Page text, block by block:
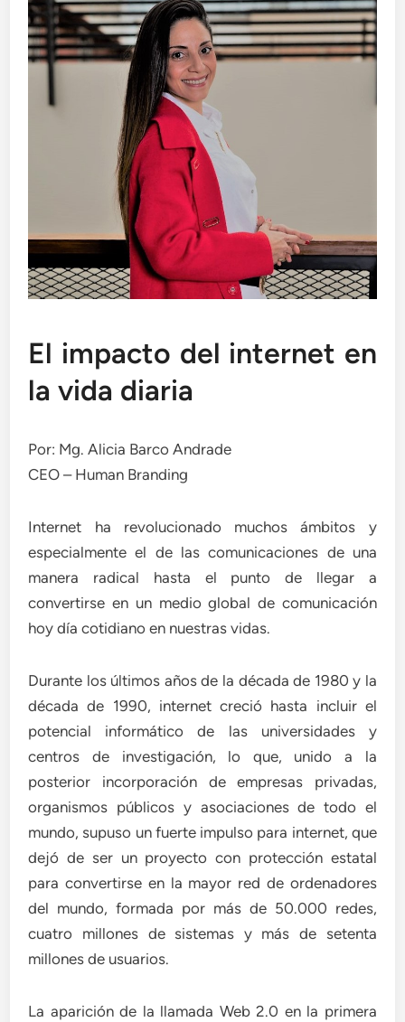
El impacto del internet en
la vida diaria
Por: Mg. Alicia Barco Andrade
CEO – Human Branding
Internet ha revolucionado muchos ámbitos y
especialmente el de las comunicaciones de una
manera radical hasta el punto de llegar a
convertirse en un medio global de comunicación
hoy día cotidiano en nuestras vidas.
Durante los últimos años de la década de 1980 y la
década de 1990, internet creció hasta incluir el
potencial informático de las universidades y
centros de investigación, lo que, unido a la
posterior incorporación de empresas privadas,
organismos públicos y asociaciones de todo el
mundo, supuso un fuerte impulso para internet, que
dejó de ser un proyecto con protección estatal
para convertirse en la mayor red de ordenadores
del mundo, formada por más de 50.000 redes,
cuatro millones de sistemas y más de setenta
millones de usuarios.
La aparición de la llamada Web 2.0 en la primera